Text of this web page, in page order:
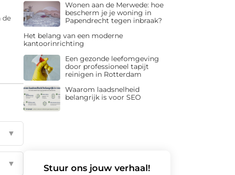
de
▼
▼
Wonen aan de Merwede: hoe
bescherm je je woning in
Papendrecht tegen inbraak?
Het belang van een moderne
kantoorinrichting
Een gezonde leefomgeving
door professioneel tapijt
reinigen in Rotterdam
Waarom laadsnelheid
belangrijk is voor SEO
Stuur ons jouw verhaal!